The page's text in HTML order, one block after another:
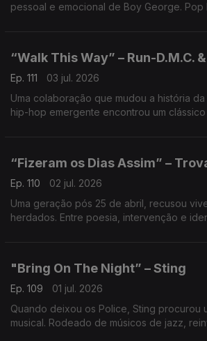
pessoal e emocional de Boy George. Pop
“Walk This Way” – Run-D.M.C.
Ep. 111
03 jul. 2026
Uma colaboração que mudou a história
hip-hop emergente encontrou um clássico
“Fizeram os Dias Assim” –
Ep. 110
02 jul. 2026
Uma geração pós 25 de abril, recusou
herdados. Entre poesia, intervenção e
"Bring On The Night” – Sting
Ep. 109
01 jul. 2026
Quando deixou os Police, Sting procurou
musical. Rodeado de músicos de jazz,